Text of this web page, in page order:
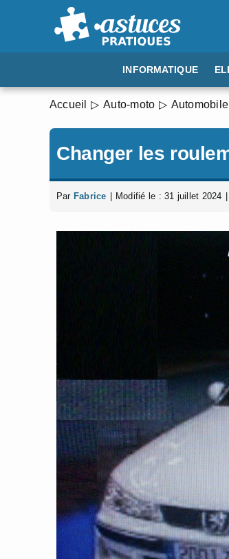
INFORMATIQUE
Accueil Auto-moto Automobile
Changer les
Par Fabrice Modifié le : 31 juillet 2024